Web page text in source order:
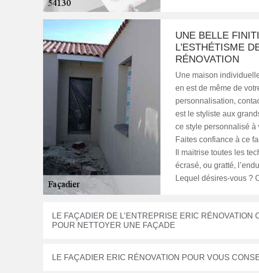
UNE BELLE
L’ESTHÉTISME
RÉNOVATION
Une maison
en est de même de
personnalisation,
est le styliste aux
ce style personnalisé à
Faites confiance à ce
Il maitrise toutes les
écrasé, ou gratté,
Lequel désires-vous ?
LE FAÇADIER DE L’ENTREPRISE ERIC RÉNOVATION
POUR NETTOYER UNE FAÇADE
LE FAÇADIER ERIC RÉNOVATION POUR VOUS